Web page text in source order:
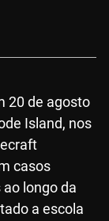
20 de agosto
Island, nos
casos
longo da
a escola